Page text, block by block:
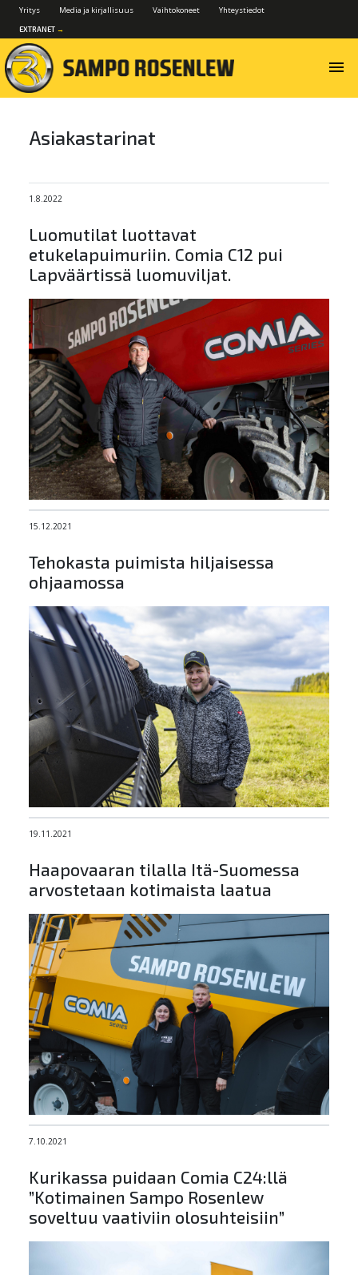
Yritys Media ja kirjallisuus Vaihtokoneet Yhteystiedot
EXTRANET →
menu
Asiakastarinat
1.8.2022
Luomutilat luottavat
etukelapuimuriin. Comia C12 pui
Lapväärtissä luomuviljat.
15.12.2021
Tehokasta puimista hiljaisessa
ohjaamossa
19.11.2021
Haapovaaran tilalla Itä-Suomessa
arvostetaan kotimaista laatua
7.10.2021
Kurikassa puidaan Comia C24:llä
”Kotimainen Sampo Rosenlew
soveltuu vaativiin olosuhteisiin”